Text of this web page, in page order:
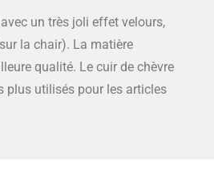
un très joli effet velours,
la chair). La matière
qualité. Le cuir de chèvre
plus utilisés pour les articles